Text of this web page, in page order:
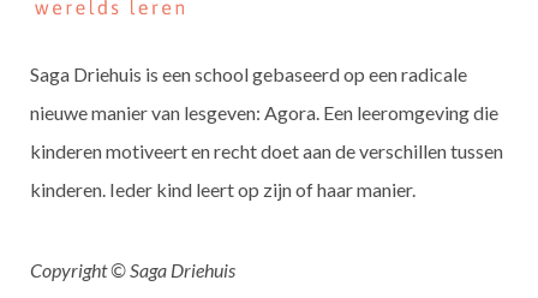
Saga Driehuis is een school gebaseerd op een radicale
nieuwe manier van lesgeven: Agora. Een leeromgeving die
kinderen motiveert en recht doet aan de verschillen tussen
kinderen. Ieder kind leert op zijn of haar manier.
Copyright © Saga Driehuis